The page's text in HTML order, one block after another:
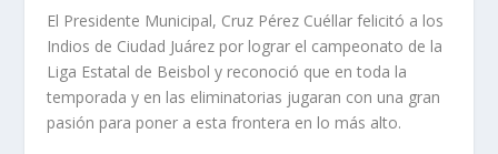
El Presidente Municipal, Cruz Pérez Cuéllar felicitó a los
Indios de Ciudad Juárez por lograr el campeonato de la
Liga Estatal de Beisbol y reconoció que en toda la
temporada y en las eliminatorias jugaran con una gran
pasión para poner a esta frontera en lo más alto.